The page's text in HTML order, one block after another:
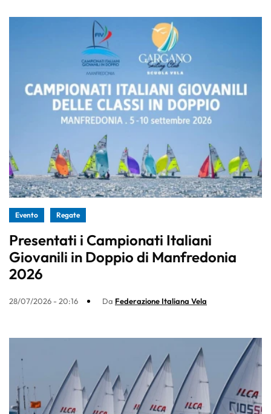
Evento Regate
Presentati i Campionati Italiani
Giovanili in Doppio di Manfredonia
2026
28/07/2026 - 20:16 Da Federazione Italiana Vela